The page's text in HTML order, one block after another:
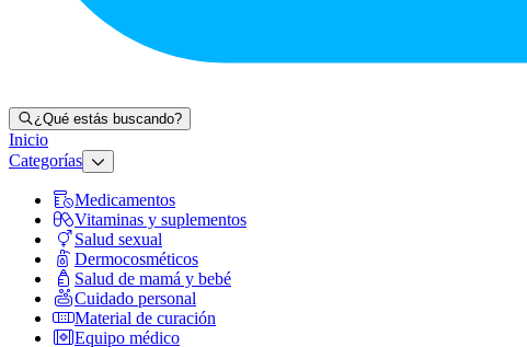
¿Qué estás buscando?
Inicio
Categorías
Medicamentos
Vitaminas y suplementos
Salud sexual
Dermocosméticos
Salud de mamá y bebé
Cuidado personal
Material de curación
Equipo médico